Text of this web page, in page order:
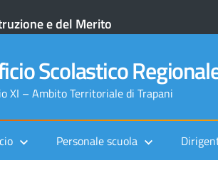
e del Merito
Scolastico
XI – Ambito Territoriale di Trapani
Personale scuola